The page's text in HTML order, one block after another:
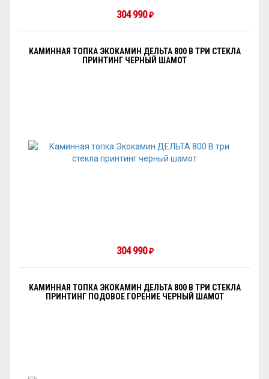
304 990 ₽
КАМИННАЯ ТОПКА ЭКОКАМИН ДЕЛЬТА 800 B ТРИ СТЕКЛА
ПРИНТИНГ ЧЕРНЫЙ ШАМОТ
304 990 ₽
КАМИННАЯ ТОПКА ЭКОКАМИН ДЕЛЬТА 800 В ТРИ СТЕКЛА
ПРИНТИНГ ПОДОВОЕ ГОРЕНИЕ ЧЕРНЫЙ ШАМОТ